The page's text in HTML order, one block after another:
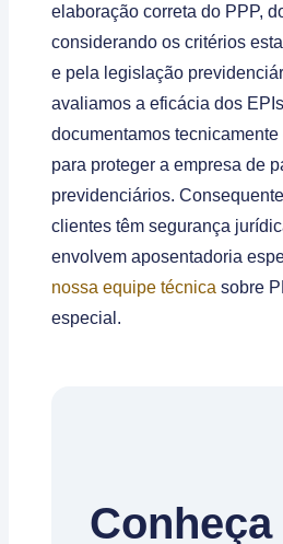
elaboração correta do PPP,
considerando os critérios
e pela legislação
avaliamos a eficácia dos
documentamos
para proteger a empresa de
previdenciários.
clientes têm segurança
envolvem aposentadoria
nossa equipe técnica sobre
especial.